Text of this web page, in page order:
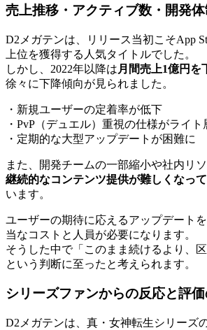
売上推移・アクティブ数・開発
D2メガテンは、リリース当初こそApp
上位を獲得する人気タイトルでした。
しかし、2022年以降は 月間売上1億円を
徐々に下降傾向が見られました。
・新規ユーザーの定着率が低下
・PvP（デュエル）重視の仕様がライト
・定期的な大型アップデートが困難に
また、開発チームの一部縮小や社内リ
継続的なコンテンツ提供が難しくなっ
います。
ユーザーの期待に応えるアップデート
当なコストと人員が必要になります。
そうした中で「このまま続けるより、
という判断に至ったと考えられます。
シリーズファンからの反応と評
D2メガテンは、真・女神転生シリーズ